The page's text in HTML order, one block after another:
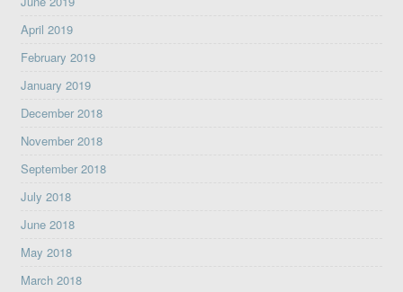
April 2019
February 2019
January 2019
December 2018
November 2018
September 2018
July 2018
June 2018
May 2018
March 2018